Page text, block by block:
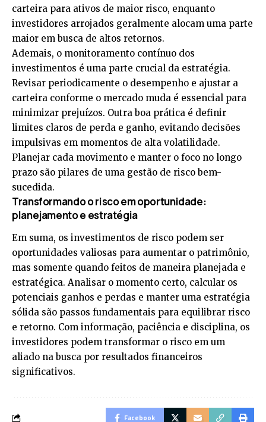
carteira para ativos de maior risco, enquanto
investidores arrojados geralmente alocam uma parte
maior em busca de altos retornos.
Ademais, o monitoramento contínuo dos
investimentos é uma parte crucial da estratégia.
Revisar periodicamente o desempenho e ajustar a
carteira conforme o mercado muda é essencial para
minimizar prejuízos. Outra boa prática é definir
limites claros de perda e ganho, evitando decisões
impulsivas em momentos de alta volatilidade.
Planejar cada movimento e manter o foco no longo
prazo são pilares de uma gestão de risco bem-
sucedida.
Transformando o risco em oportunidade:
planejamento e estratégia
Em suma, os investimentos de risco podem ser
oportunidades valiosas para aumentar o patrimônio,
mas somente quando feitos de maneira planejada e
estratégica. Analisar o momento certo, calcular os
potenciais ganhos e perdas e manter uma estratégia
sólida são passos fundamentais para equilibrar risco
e retorno. Com informação, paciência e disciplina, os
investidores podem transformar o risco em um
aliado na busca por resultados financeiros
significativos.
Facebook